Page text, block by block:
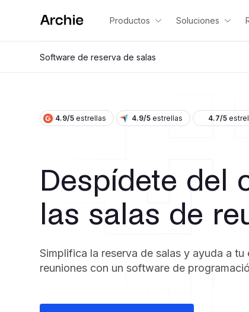
Productos Soluciones
Software de reserva de salas
4.9/5 estrellas 4.9/5 estrellas 4.7/5
Despídete del
las salas de
Simplifica la reserva de salas y ayuda a
reuniones con un software de